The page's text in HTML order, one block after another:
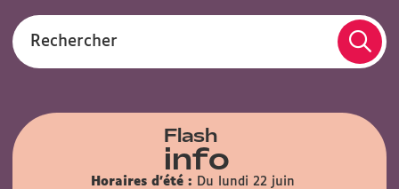
Rechercher
Flash
info
Horaires d'été :
Du lundi 22 juin